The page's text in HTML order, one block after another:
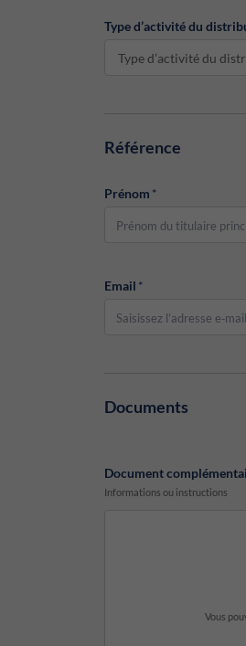
Type d’activité du
Type d’activité du
Référence
Prénom *
Email *
Documents
Document
Informations ou instructions
Vous